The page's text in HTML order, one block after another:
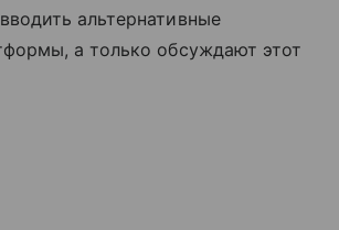
альтернативные
а только обсуждают этот